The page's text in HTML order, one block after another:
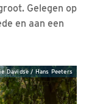
Gelegen op
en aan een
Davidse / Hans Peeters